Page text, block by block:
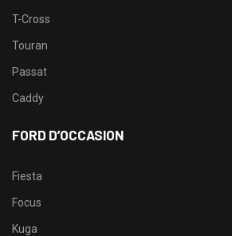
T-Cross
Touran
Passat
Caddy
FORD D’OCCASION
Fiesta
Focus
Kuga